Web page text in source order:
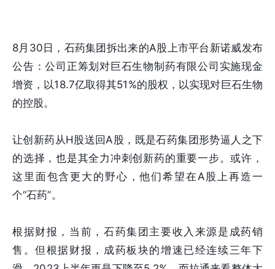
8月30日，石药集团拆出来的A股上市平台新诺威发布
公告：公司正筹划对巨石生物制药有限公司实施现金
增资，以18.7亿取得其51%的股权，以实现对巨石生物
的控股。
让创新药从H股送回A股，既是石药集团形势逼人之下
的选择，也是其全力冲刺创新药的重要一步。或许，
这里面包含更大的野心，他们希望在A股上再造一
个“石药”。
根据财报，当前，石药集团主要收入来源是成药销
售。但根据财报，成药板块的增速已经连续三年下